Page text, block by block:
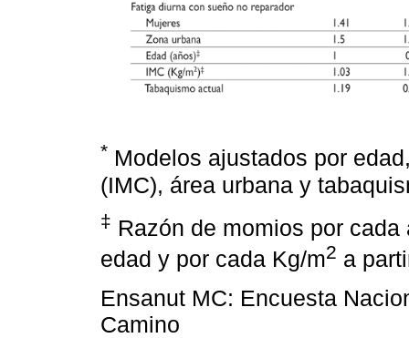
* Modelos ajustados por
(IMC), área urbana y
‡ Razón de momios por
edad y por cada Kg/m2 a
Ensanut MC: Encuesta
Camino